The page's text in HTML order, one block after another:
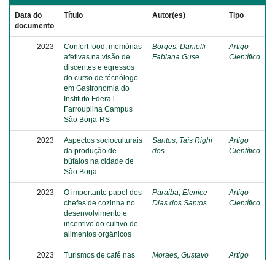
Data do
documento
Título Autor(es) Tipo
2023
Confort food: memórias
afetivas na visão de
discentes e egressos
do curso de técnólogo
em Gastronomia do
Instituto Fdera l
Farroupilha Campus
São Borja-RS
Borges, Danielli
Fabiana Guse
Artigo
Científico
2023
Aspectos socioculturais
da produção de
búfalos na cidade de
São Borja
Santos, Taís Righi
dos
Artigo
Científico
2023
O importante papel dos
chefes de cozinha no
desenvolvimento e
incentivo do cultivo de
alimentos orgânicos
Paraiba, Elenice
Dias dos Santos
Artigo
Científico
2023
Turismos de café nas
Moraes, Gustavo
Artigo